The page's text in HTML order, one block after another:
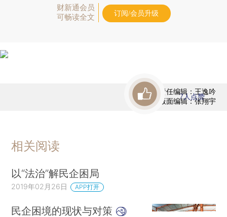
财新通会员
可畅读全文
订阅/会员升级
责任编辑：王逸吟
版面编辑：张翔宇
7人点赞
相关阅读
以“法治”解民企困局
2019年02月26日 APP打开
民企困境的现状与对策